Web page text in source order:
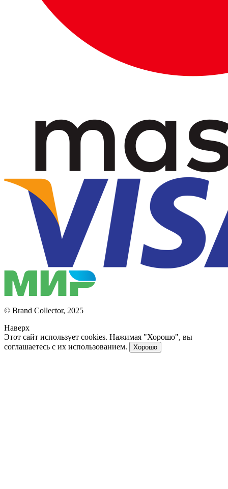
© Brand Collector, 2025
Наверх
Этот сайт использует cookies. Нажимая "Хорошо", вы
соглашаетесь с их использованием.
Хорошо